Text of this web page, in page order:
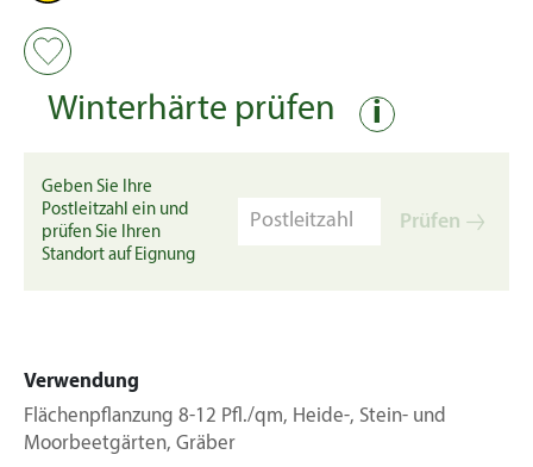
Winterhärte prüfen i
Geben Sie Ihre
Postleitzahl ein und
prüfen Sie Ihren
Standort auf Eignung
Prüfen
Verwendung
Flächenpflanzung 8-12 Pfl./qm, Heide-, Stein- und
Moorbeetgärten, Gräber